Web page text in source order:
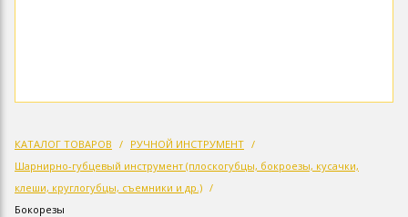
КАТАЛОГ ТОВАРОВ
РУЧНОЙ ИНСТРУМЕНТ
Шарнирно-губцевый инструмент (плоскогубцы, бокроезы, кусачки,
клеши, круглогубцы, съемники и др.)
Бокорезы